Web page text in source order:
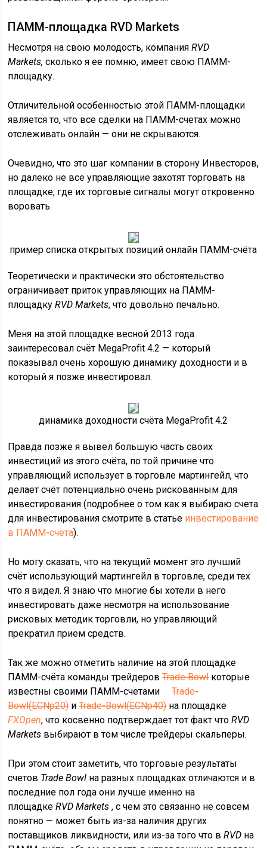
ПАММ-площадка RVD Markets
Несмотря на свою молодость, компанияRVD
Markets, сколько я ее помню, имеет свою ПАММ-
площадку.
Отличительной особенностью этой ПАММ-площадки
является то, что все сделки на ПАММ-счетах можно
отслеживать онлайн — они не скрываются.
Очевидно, что это шаг компании в сторону Инвесторов,
но далеко не все управляющие захотят торговать на
площадке, где их торговые сигналы могут откровенно
воровать.
пример списка открытых позиций онлайн ПАММ-счёта
Теоретически и практически это обстоятельство
ограничивает приток управляющих на ПАММ-
площадкуRVD Markets, что довольно печально.
Меня на этой площадке весной 2013 года
заинтересовал счёт MegaProfit 4.2 — который
показывал очень хорошую динамику доходности и в
который я позже инвестировал.
динамика доходности счёта MegaProfit 4.2
Правда позже я вывел большую часть своих
инвестиций из этого счёта, по той причине что
управляющий использует в торговле мартингейл, что
делает счёт потенциально очень рискованным для
инвестирования (подробнее о том как я выбираю счета
для инвестирования смотрите в статье инвестирование
в ПАММ-счета).
Но могу сказать, что на текущий момент это лучший
счёт использующий мартингейл в торговле, среди тех
что я видел. Я знаю что многие бы хотели в него
инвестировать даже несмотря на использование
рисковых методик торговли, но управляющий
прекратил прием средств.
Так же можно отметить наличие на этой площадке
ПАММ-счёта команды трейдеровTrade Bowlкоторые
известны своими ПАММ-счетамиTrade-
Bowl(ECNp20)иTrade-Bowl(ECNp40)на площадке
FXOpen, что косвенно подтверждает тот факт чтоRVD
Markets выбирают в том числе трейдеры скальперы.
При этом стоит заметить, что торговые результаты
счетов Trade Bowl на разных площадках отличаются и в
последние пол года они лучше именно на
площадкеRVD Markets , с чем это связанно не совсем
понятно — может быть из-за наличия других
поставщиков ликвидности, или из-за того что вRVD на